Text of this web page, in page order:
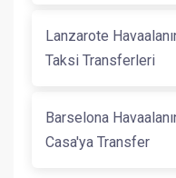
Lanzarote
Taksi Transferleri
Barselona
Casa'ya Transfer